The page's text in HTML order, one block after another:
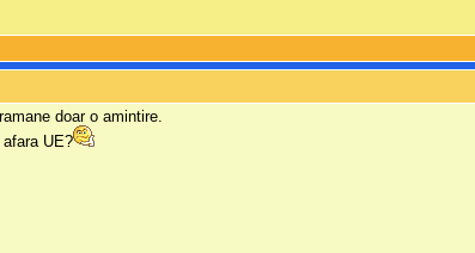
doar o amintire.
UE?